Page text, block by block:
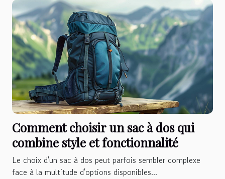
Comment choisir un sac à dos qui
combine style et fonctionnalité
Le choix d'un sac à dos peut parfois sembler complexe
face à la multitude d'options disponibles...